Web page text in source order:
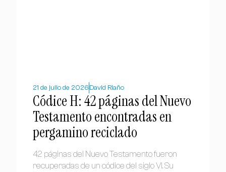
21 de julio de 2026 David Riaño
Códice H: 42 páginas del Nuevo
Testamento encontradas en
pergamino reciclado
42 páginas del Nuevo Testamento fueron
recuperadas de un códice del siglo VI. Su